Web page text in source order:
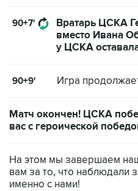
90+7'
Вратарь ЦСКА
вместо Ивана
у ЦСКА
90+9' Игра
Матч окончен! ЦСКА
вас с героической
На этом мы завершаем
вам за то, что наблюдали
именно с нами!